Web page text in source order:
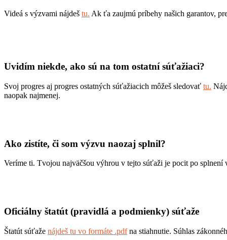
Videá s výzvami nájdeš tu. Ak ťa zaujmú príbehy našich garantov,
Uvidím niekde, ako sú na tom ostatní súťažiaci?
Svoj progres aj progres ostatných súťažiacich môžeš sledovať tu.
naopak najmenej.
Ako zistíte, či som výzvu naozaj splnil?
Veríme ti. Tvojou najväčšou výhrou v tejto súťaži je pocit po
Oficiálny štatút (pravidlá a podmienky) súťaže
Štatút súťaže nájdeš tu vo formáte .pdfna stiahnutie. Súhlas